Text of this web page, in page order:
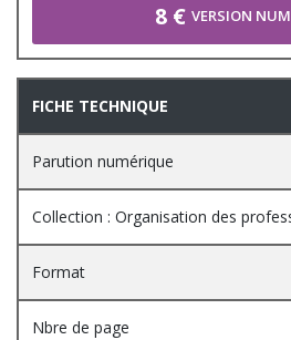
8 € VERSION
FICHE TECHNIQUE
Parution numérique
Collection : Organisation des
Format
Nbre de page